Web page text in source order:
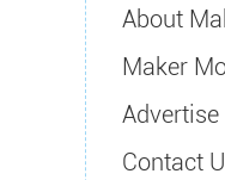
About
Maker
Advertise
Contact